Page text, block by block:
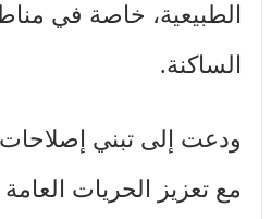
الطبيعية، خاصة في
الساكنة.
ودعت إلى تبني إصلاحات
مع تعزيز الحريات